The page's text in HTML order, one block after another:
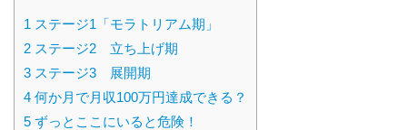
1 ステージ1「モラトリアム期」
2 ステージ2 立ち上げ期
3 ステージ3 展開期
4 何か月で月収100万円達成できる？
5 ずっとここにいると危険！